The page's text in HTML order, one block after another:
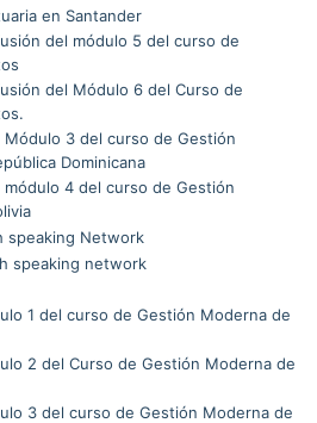
en Santander
del módulo 5 del curso de
del Módulo 6 del Curso de
Módulo 3 del curso de Gestión
Dominicana
módulo 4 del curso de Gestión
speaking Network
speaking network
1 del curso de Gestión Moderna de
2 del Curso de Gestión Moderna de
3 del curso de Gestión Moderna de